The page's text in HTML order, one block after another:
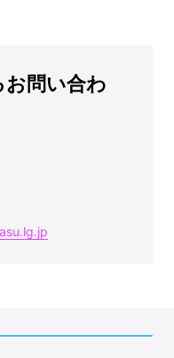
問い合わ